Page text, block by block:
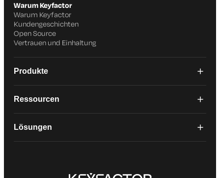
Warum Keyfactor
Warum Keyfactor
Kundengeschichten
Open Source
Vertrauen und Einhaltung
Produkte
Ressourcen
Lösungen